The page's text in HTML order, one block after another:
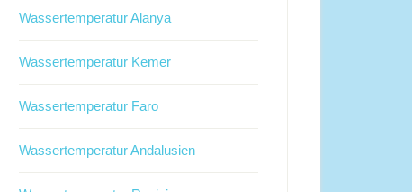
Wassertemperatur Alanya
Wassertemperatur Kemer
Wassertemperatur Faro
Wassertemperatur Andalusien